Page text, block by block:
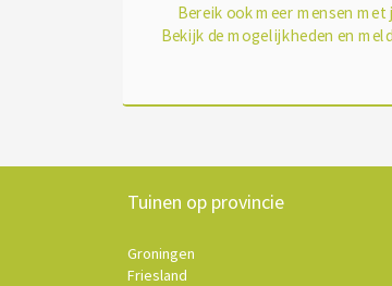
Bereik ook meer mensen met
Bekijk de mogelijkheden en
Tuinen op provincie
Groningen
Friesland